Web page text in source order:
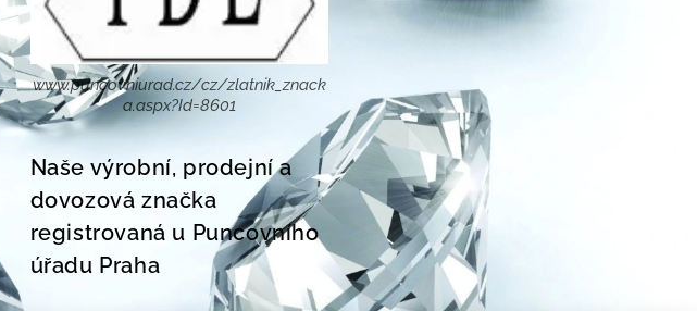
www.puncovniurad.cz/cz/zlatnik_znack
a.aspx?Id=8601
Naše výrobní, prodejní a
dovozová značka
registrovaná u Puncovního
úřadu Praha